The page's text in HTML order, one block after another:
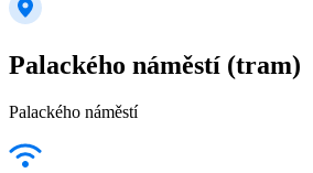
Palackého náměstí (tram)
Palackého náměstí